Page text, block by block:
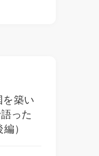
を築い
った
）